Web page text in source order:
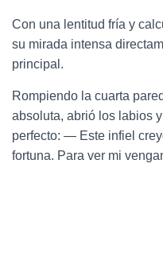
Con una lentitud fría y
su mirada intensa
principal.
Rompiendo la cuarta
absoluta, abrió los labios
perfecto: — Este infiel
fortuna. Para ver mi